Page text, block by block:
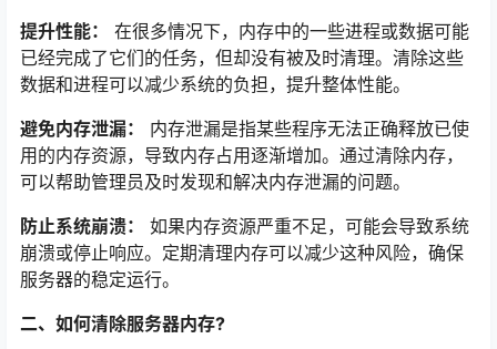
提升性能：
在很多情况下，内存中的一些进程或数据可能
已经完成了它们的任务，但却没有被及时清理。清除这些
数据和进程可以减少系统的负担，提升整体性能。
避免内存泄漏：
内存泄漏是指某些程序无法正确释放已使
用的内存资源，导致内存占用逐渐增加。通过清除内存，
可以帮助管理员及时发现和解决内存泄漏的问题。
防止系统崩溃：
如果内存资源严重不足，可能会导致系统
崩溃或停止响应。定期清理内存可以减少这种风险，确保
服务器的稳定运行。
二、如何清除服务器内存?